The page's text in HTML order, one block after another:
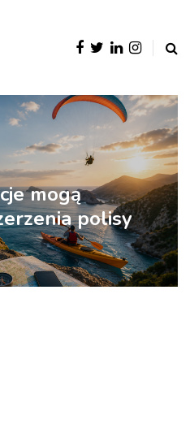
mogą
polisy